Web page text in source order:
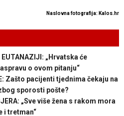
Naslovna fotografija: Kalos.hr
EUTANAZIJI: „Hrvatska će
o ovom pitanju“
Zašto pacijenti tjednima čekaju na
sporosti pošte?
„Sve više žena s rakom mora
i tretman“